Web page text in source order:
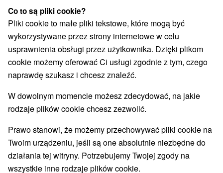
Penzióny (3) Priváty(1)
Wybierz lokalizację lub datę
WSZYSTKO NAJTAŃSZE NAJDROŻSZE NA
Co to są pliki cookie?
Pliki cookie to małe pliki tekstowe, które mogą być
wykorzystywane przez strony internetowe w celu
usprawnienia obsługi przez użytkownika. Dzięki plikom
cookie możemy oferować Ci usługi zgodnie z tym, czego
naprawdę szukasz i chcesz znaleźć.
W dowolnym momencie możesz zdecydować, na jakie
rodzaje plików cookie chcesz zezwolić.
Prawo stanowi, że możemy przechowywać pliki cookie na
Twoim urządzeniu, jeśli są one absolutnie niezbędne do
działania tej witryny. Potrzebujemy Twojej zgody na
wszystkie inne rodzaje plików cookie.